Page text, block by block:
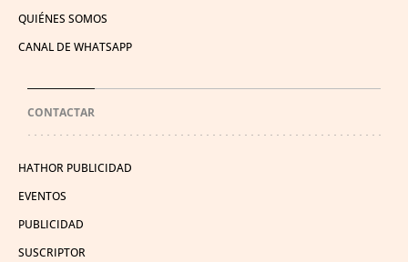
QUIÉNES SOMOS
CANAL DE WHATSAPP
CONTACTAR
HATHOR PUBLICIDAD
EVENTOS
PUBLICIDAD
SUSCRIPTOR